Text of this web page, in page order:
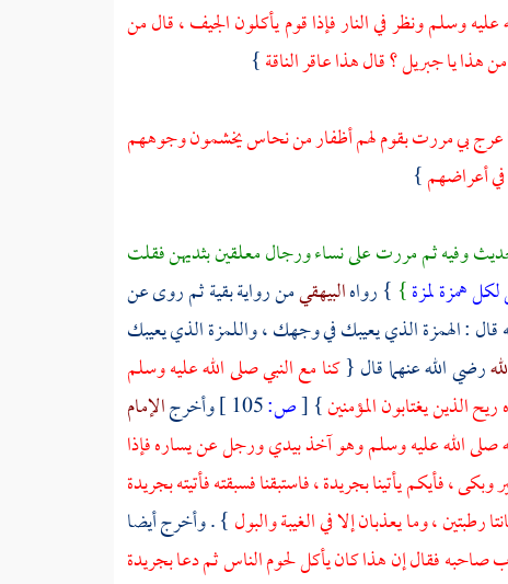
عليه وسلم ونظر في النار فإذا قوم يأكلون الجيف ، قال من
هذا ياجبريل؟ قال هذا عاقر الناقة}
عرج بي مررت بقوم لهم أظفار من نحاس يخشمون وجوههم
أعراضهم}
وفيه ثم مررت على نساء ورجال معلقين بثديهن فقلت
همزة لمزة}} رواهالبيهقيمن رواية بقية ثم روى عن
قال : الهمزة الذي يعيبك في وجهك ، واللمزة الذي يعيبك
رضي الله عنهما قال {كنا مع النبي صلى الله عليه وسلم
الذين يغتابون المؤمنين}
[ص: وأخرجالإمام
صلى الله عليه وسلم وهو آخذ بيدي ورجل عن يساره فإذا
، فأيكم يأتينا بجريدة ، فاستبقنا فسبقته فأتيته بجريدة
، وما يعذبان إلا في الغيبة والبول} . وأخرج أيضا
صاحبه فقال إن هذا كان يأكل لحوم الناس ثم دعا بجريدة